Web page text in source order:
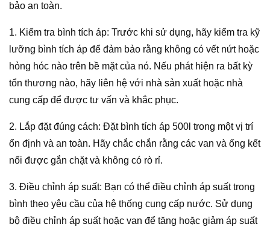
bảo an toàn.
1. Kiểm tra bình tích áp: Trước khi sử dụng, hãy kiểm tra kỹ
lưỡng bình tích áp để đảm bảo rằng không có vết nứt hoặc
hỏng hóc nào trên bề mặt của nó. Nếu phát hiện ra bất kỳ
tổn thương nào, hãy liên hệ với nhà sản xuất hoặc nhà
cung cấp để được tư vấn và khắc phục.
2. Lắp đặt đúng cách: Đặt bình tích áp 500l trong một vị trí
ổn định và an toàn. Hãy chắc chắn rằng các van và ống kết
nối được gắn chặt và không có rò rỉ.
3. Điều chỉnh áp suất: Bạn có thể điều chỉnh áp suất trong
bình theo yêu cầu của hệ thống cung cấp nước. Sử dụng
bộ điều chỉnh áp suất hoặc van để tăng hoặc giảm áp suất